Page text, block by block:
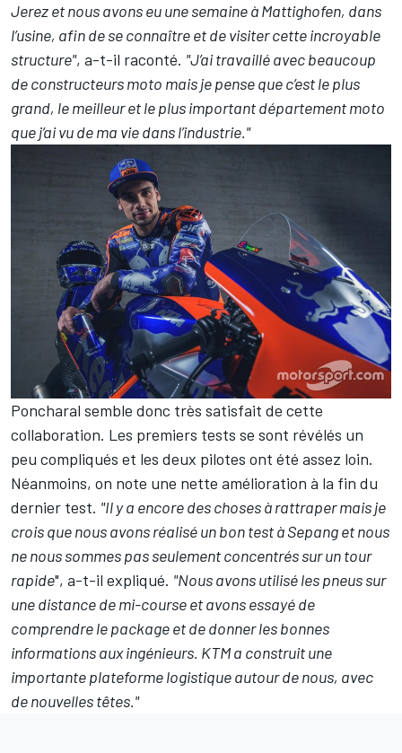
Jerez et nous avons eu une semaine à Mattighofen, dans
l’usine, afin de se connaître et de visiter cette incroyable
structure", a-t-il raconté. "J’ai travaillé avec beaucoup
de constructeurs moto mais je pense que c’est le plus
grand, le meilleur et le plus important département moto
que j’ai vu de ma vie dans l’industrie."
Poncharal semble donc très satisfait de cette
collaboration. Les premiers tests se sont révélés un
peu compliqués et les deux pilotes ont été assez loin.
Néanmoins, on note une nette amélioration à la fin du
dernier test. "Il y a encore des choses à rattraper mais je
crois que nous avons réalisé un bon test à Sepang et nous
ne nous sommes pas seulement concentrés sur un tour
rapide", a-t-il expliqué. "Nous avons utilisé les pneus sur
une distance de mi-course et avons essayé de
comprendre le package et de donner les bonnes
informations aux ingénieurs. KTM a construit une
importante plateforme logistique autour de nous, avec
de nouvelles têtes."